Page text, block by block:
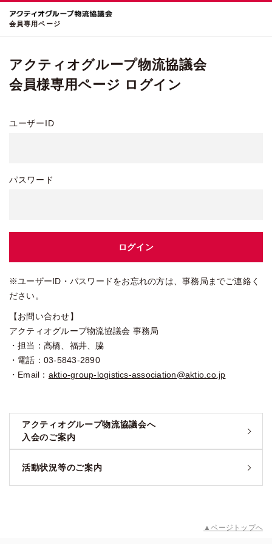
会員専用ページ
アクティオグループ物流協議会
会員様専用ページ ログイン
ユーザーID
パスワード
※ユーザーID・パスワードをお忘れの方は、事務局までご連絡く
ださい。
【お問い合わせ】
アクティオグループ物流協議会 事務局
・担当：高橋、福井、脇
・電話：03-5843-2890
・Email： aktio-group-logistics-association@aktio.co.jp
アクティオグループ物流協議会へ
入会のご案内
活動状況等のご案内
▲ページトップへ